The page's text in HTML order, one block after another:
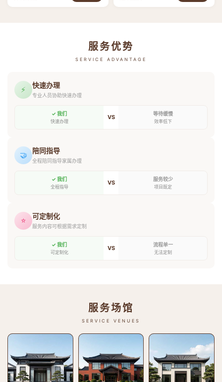
服务优势
SERVICE ADVANTAGE
⚡ 快速办理
专业人员协助快速办理
✓ 我们
快速办理
VS 等待缓慢
效率低下
🤝 陪同指导
全程陪同指导家属办理
✓ 我们
全程指导
VS 服务较少
项目既定
⭐ 可定制化
服务内容可根据需求定制
✓ 我们
可定制化
VS 流程单一
无法定制
服务场馆
SERVICE VENUES